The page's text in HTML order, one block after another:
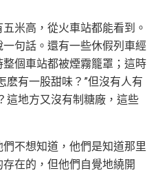
米高，從火車站都能看到。
句話。還有一些休假列車經
個車站都被煙霧籠罩；這時
麽有一股甜味？”但沒有人有
這地方又沒有制糖廠，這些
不想知道，他們是知道那里
在的，但他們自覺地繞開